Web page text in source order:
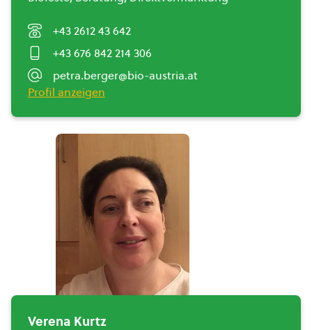
+43 2612 43 642
+43 676 842 214 306
petra.berger@bio-austria.at
Profil anzeigen
Verena Kurtz